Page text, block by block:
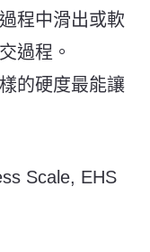
程中滑出或軟
過程。
的硬度最能讓
Scale, EHS